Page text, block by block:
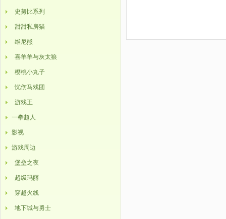
史努比系列
甜甜私房猫
维尼熊
喜羊羊与灰太狼
樱桃小丸子
忧伤马戏团
游戏王
一拳超人
影视
游戏周边
堡垒之夜
超级玛丽
穿越火线
地下城与勇士